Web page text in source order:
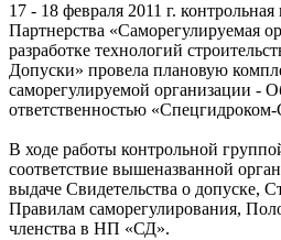
17 - 18 февраля 2011 г.
Партнерства «Саморегулируемая
разработке технологий
Допуски» провела плановую
саморегулируемой организации -
ответственностью
В ходе работы контрольной
соответствие вышеназванной
выдаче Свидетельства о допуске,
Правилам саморегулирования,
членства в НП «СД».